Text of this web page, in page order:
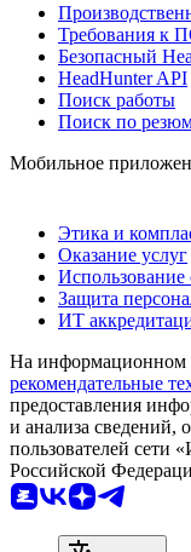
Требования к
Безопасный
HeadHunter API
Поиск работы
Поиск по
Мобильное
Этика и
Оказание услуг
Использование
Защита
ИТ
На информационном
рекомендательные
предоставления
и анализа сведений,
пользователей сети
Российской